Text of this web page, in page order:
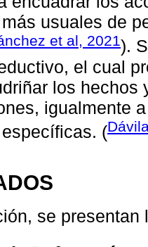
usuales de
et al, 2021).
el cual
los hechos
igualmente
(
se